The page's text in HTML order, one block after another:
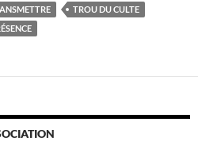
TROU DU CULTE